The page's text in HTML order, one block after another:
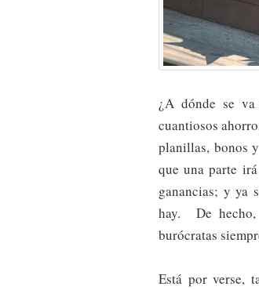
¿A dónde se
cuantiosos
planillas, bonos
que una parte
ganancias; y ya
hay. De hecho,
burócratas
Está por verse,